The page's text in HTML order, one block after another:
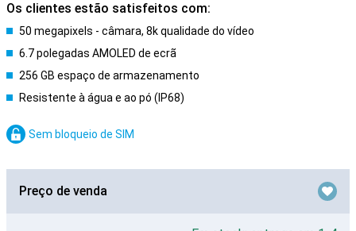
Os clientes estão satisfeitos com:
50 megapixels - câmara, 8k qualidade do vídeo
6.7 polegadas AMOLED de ecrã
256 GB espaço de armazenamento
Resistente à água e ao pó (IP68)
Sem bloqueio de SIM
Preço de venda